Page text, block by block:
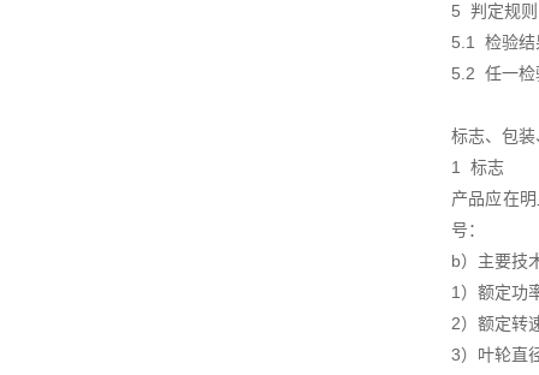
5 判定规
5.1 检验结
5.2 任一检
标志、包
1 标志
产品应在
号：
b）主要技
1）额定功
2）额定转
3）叶轮